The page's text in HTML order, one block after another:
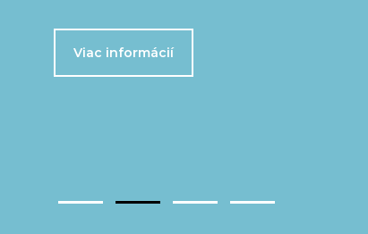
Viac informácií